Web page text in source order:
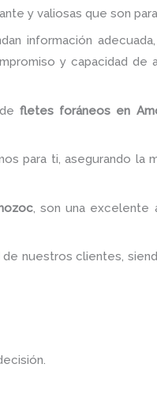
y valiosas que son para
información
y capacidad de
defletes foráneos en
para ti, asegurando la
, son una excelente
nuestros clientes,